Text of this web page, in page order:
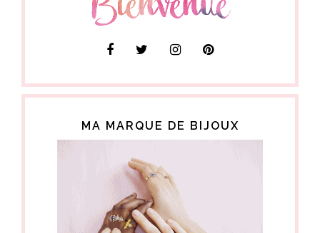
MA MARQUE DE BIJOUX